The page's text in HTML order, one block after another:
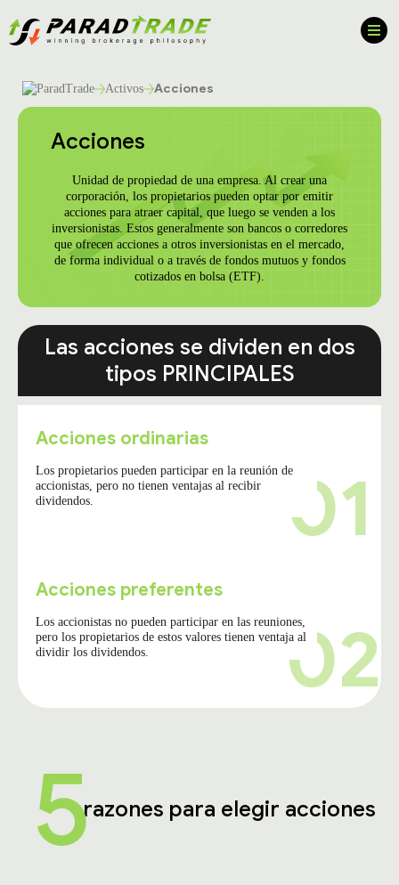
Activos Acciones
Acciones
Unidad de propiedad de una empresa. Al crear una
corporación, los propietarios pueden optar por emitir
acciones para atraer capital, que luego se venden a los
inversionistas. Estos generalmente son bancos o corredores
que ofrecen acciones a otros inversionistas en el mercado,
de forma individual o a través de fondos mutuos y fondos
cotizados en bolsa (ETF).
Las acciones se dividen en dos
tipos PRINCIPALES
Acciones ordinarias
Los propietarios pueden participar en la reunión de
accionistas, pero no tienen ventajas al recibir
dividendos.
01
Acciones preferentes
Los accionistas no pueden participar en las reuniones,
pero los propietarios de estos valores tienen ventaja al
dividir los dividendos.
02
5razones para elegir acciones